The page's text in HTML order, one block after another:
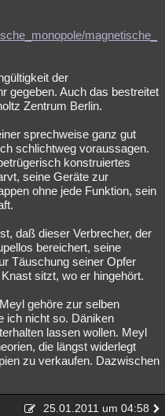
magnetische_
der
gegeben. Auch das bestreitet
Zentrum Berlin.
sprechweise ganz gut
schlichtweg voraussagen.
konstruiertes
seine Geräte zur
ohne jede Funktion, sein
daß dieser Verbrecher, der
bereichert, seine
Täuschung seiner Opfer
sitzt, wo er hingehört.
gehöre zur selben
ich nicht so. Däniken
lassen wollen. Meyl
die längst widerlegt
zu verkaufen. Dazwischen
25.01.2011 um 04:58